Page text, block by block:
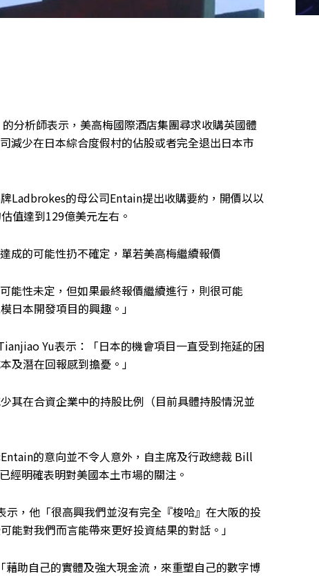
分析師表示，美高梅國際酒店集團尋求收購英國體
減少在日本綜合度假村的佔股或者完全退出日本市
Ladbrokes的母公司Entain提出收購要約，開價以以
值達到129億美元左右。
成的可能性扔不確定，單若美高梅繼續報價
能性未定，但如果最終報價繼續進行，則很可能
日本開發項目的興趣。」
Yu表示：「日本的機會項目一直受到拖延的困
及潛在回報感到擔憂。」
其在合資企業中的持股比例（目前具體持股情況並
的意向並不令人意外，自主席及行政總裁 Bill
明確表明對美國本土市場的關注。
，他「很高興我們並沒有完全『梭哈』在大阪的投
能對我們而言能帶來更好投資結果的對話。」
助自己的實體及強大現金流，來重塑自己的數字博